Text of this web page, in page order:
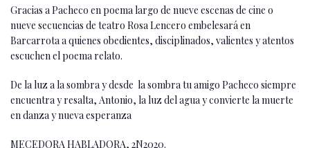
Gracias a Pacheco en poema largo de nueve escenas de cine o
nueve secuencias de teatro Rosa Lencero embelesará en
Barcarrota a quienes obedientes, disciplinados, valientes y atentos
escuchen el poema relato.
De la luz a la sombra y desde la sombra tu amigo Pacheco siempre
encuentra y resalta, Antonio, la luz del agua y convierte la muerte
en danza y nueva esperanza
MECEDORA HABLADORA, 2N2020.